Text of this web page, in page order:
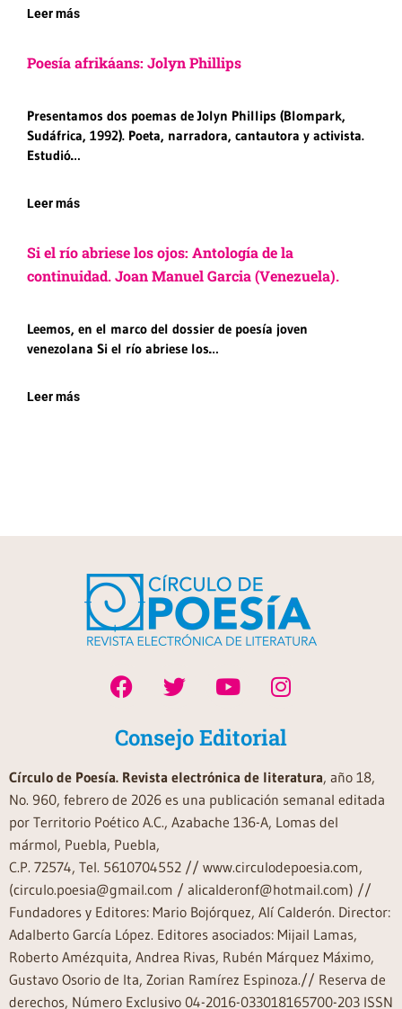
Leer más
Poesía afrikáans: Jolyn Phillips
Presentamos dos poemas de Jolyn Phillips (Blompark,
Sudáfrica, 1992). Poeta, narradora, cantautora y activista.
Estudió…
Leer más
Si el río abriese los ojos: Antología de la
continuidad. Joan Manuel Garcia (Venezuela).
Leemos, en el marco del dossier de poesía joven
venezolana Si el río abriese los…
Leer más
Consejo Editorial
Círculo de Poesía. Revista electrónica de literatura, año 18,
No. 960, febrero de 2026 es una publicación semanal editada
por Territorio Poético A.C., Azabache 136-A, Lomas del
mármol, Puebla, Puebla,
C.P. 72574, Tel. 5610704552 // www.circulodepoesia.com,
(circulo.poesia@gmail.com / alicalderonf@hotmail.com) //
Fundadores y Editores: Mario Bojórquez, Alí Calderón. Director:
Adalberto García López. Editores asociados: Mijail Lamas,
Roberto Amézquita, Andrea Rivas, Rubén Márquez Máximo,
Gustavo Osorio de Ita, Zorian Ramírez Espinoza.// Reserva de
derechos, Número Exclusivo 04-2016-033018165700-203 ISSN